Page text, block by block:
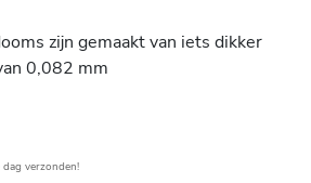
zijn gemaakt van iets dikker
0,082 mm
verzonden!